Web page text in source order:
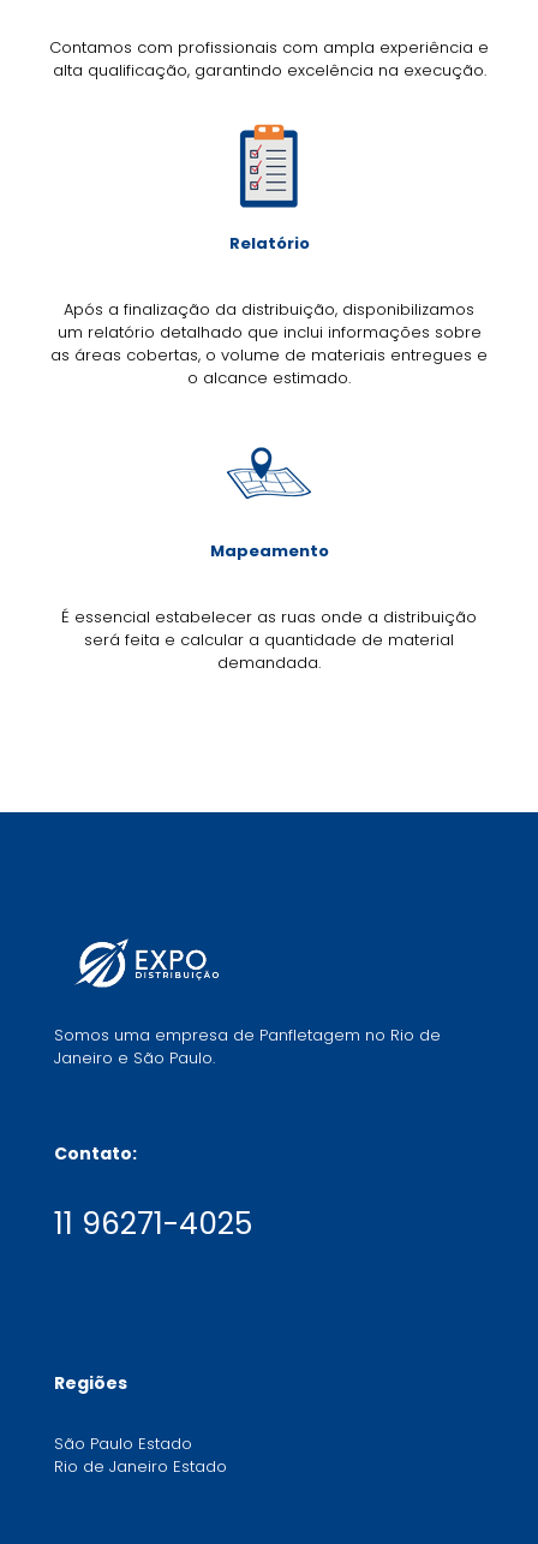
Contamos com profissionais com ampla experiência e
alta qualificação, garantindo excelência na execução.
Relatório
Após a finalização da distribuição, disponibilizamos
um relatório detalhado que inclui informações sobre
as áreas cobertas, o volume de materiais entregues e
o alcance estimado.
Mapeamento
É essencial estabelecer as ruas onde a distribuição
será feita e calcular a quantidade de material
demandada.
Somos uma empresa de Panfletagem no Rio de
Janeiro e São Paulo.
Contato:
11 96271-4025
Regiões
São Paulo Estado
Rio de Janeiro Estado